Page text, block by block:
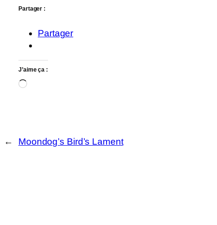
Partager :
Partager
J’aime ça :
Chargement…
← Moondog’s Bird’s Lament